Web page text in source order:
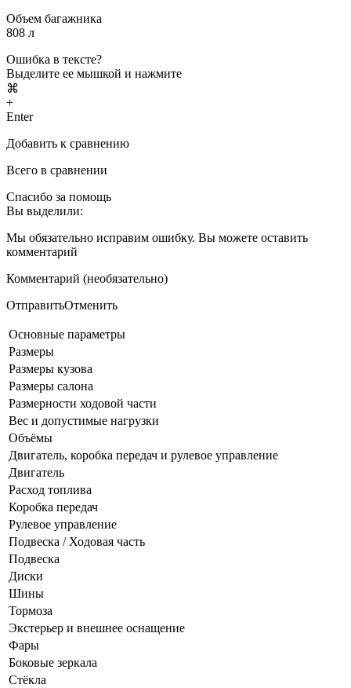
Объем багажника
808 л
Ошибка в тексте?
Выделите ее мышкой и нажмите
⌘
+
Enter
Добавить к сравнению
Всего в сравнении
Спасибо за помощь
Вы выделили:
Мы обязательно исправим ошибку. Вы можете оставить
комментарий
Комментарий (необязательно)
ОтправитьОтменить
Основные параметры
Размеры
Размеры кузова
Размеры салона
Размерности ходовой части
Вес и допустимые нагрузки
Объёмы
Двигатель, коробка передач и рулевое управление
Двигатель
Расход топлива
Коробка передач
Рулевое управление
Подвеска / Ходовая часть
Подвеска
Диски
Шины
Тормоза
Экстерьер и внешнее оснащение
Фары
Боковые зеркала
Стёкла